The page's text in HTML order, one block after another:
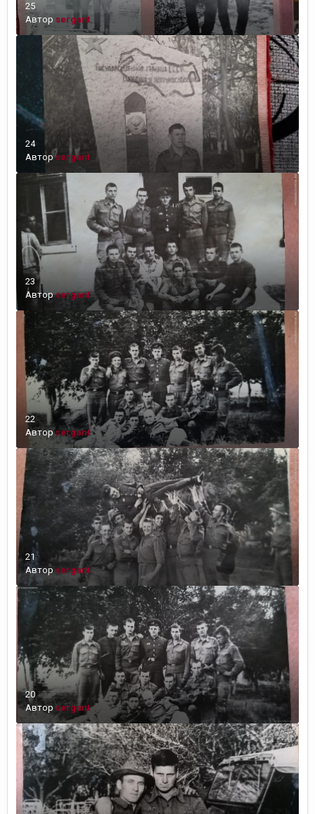
25
Автор sergant
24
Авторsergant
23
Авторsergant
22
Авторsergant
21
Автор sergant
20
Автор sergant